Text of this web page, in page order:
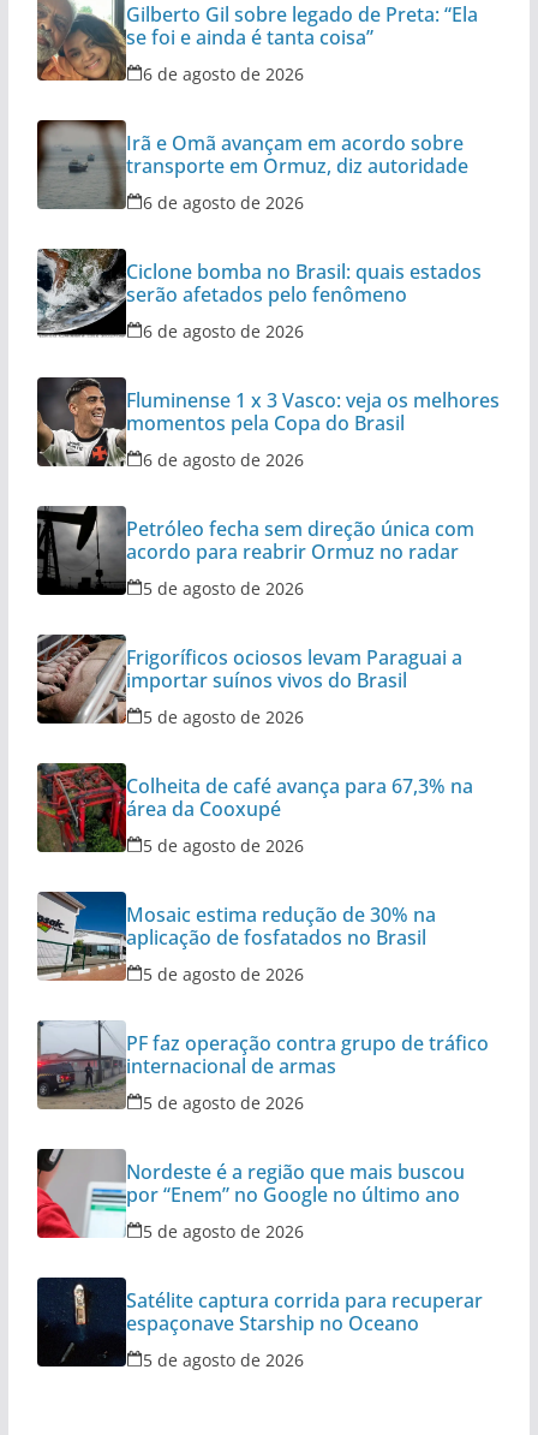
Gilberto Gil sobre legado de Preta: “Ela
se foi e ainda é tanta coisa”
6 de agosto de 2026
Irã e Omã avançam em acordo sobre
transporte em Ormuz, diz autoridade
6 de agosto de 2026
Ciclone bomba no Brasil: quais estados
serão afetados pelo fenômeno
6 de agosto de 2026
Fluminense 1 x 3 Vasco: veja os melhores
momentos pela Copa do Brasil
6 de agosto de 2026
Petróleo fecha sem direção única com
acordo para reabrir Ormuz no radar
5 de agosto de 2026
Frigoríficos ociosos levam Paraguai a
importar suínos vivos do Brasil
5 de agosto de 2026
Colheita de café avança para 67,3% na
área da Cooxupé
5 de agosto de 2026
Mosaic estima redução de 30% na
aplicação de fosfatados no Brasil
5 de agosto de 2026
PF faz operação contra grupo de tráfico
internacional de armas
5 de agosto de 2026
Nordeste é a região que mais buscou
por “Enem” no Google no último ano
5 de agosto de 2026
Satélite captura corrida para recuperar
espaçonave Starship no Oceano
5 de agosto de 2026